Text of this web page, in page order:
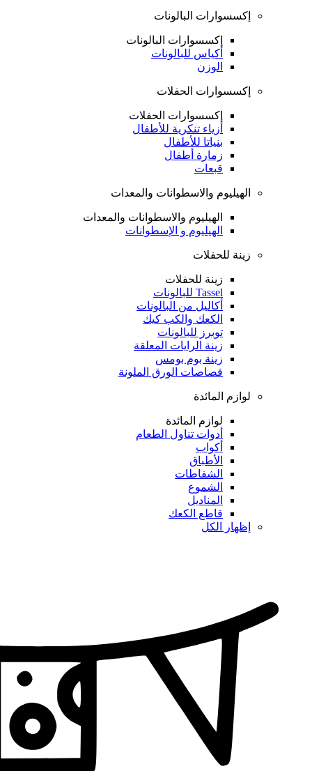
إكسسوارات البالونات
إكسسوارات البالونات
أكياس للبالونات
الوزن
إكسسوارات الحفلات
إكسسوارات الحفلات
أزياء تنكرية للأطفال
بنياتا للأطفال
زمارة أطفال
قبعات
الهيليوم والاسطوانات والمعدات
الهيليوم والاسطوانات والمعدات
الهيليوم و الإسطوانات
زينة للحفلات
زينة للحفلات
Tassel للبالونات
أكاليل من البالونات
الكعك والكب كيك
توبرز للبالونات
زينة الرايات المعلقة
زينة بوم بومس
قصاصات الورق الملونة
لوازم المائدة
لوازم المائدة
أدوات تناول الطعام
أكواب
الأطباق
الشفاطات
الشموع
المناديل
قاطع الكعك
إظهار الكل